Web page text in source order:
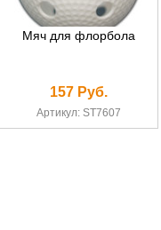
Мяч для флорбола
157 Руб.
Артикул: ST7607